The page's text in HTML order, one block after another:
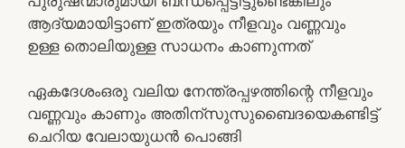
ആദ്യമായിട്ടാണ് ഇത്രയും നീളവും വണ്ണവും
ഉള്ള തൊലിയുള്ള സാധനം കാണുന്നത്
ഏകദേശംഒരു വലിയ നേന്ത്രപ്പഴത്തിന്റെ നീളവും
വണ്ണവും കാണും അതിന്സുസുബൈദയെകണ്ടിട്ട്
ചെറിയ വേലായുധൻ പൊങ്ങി